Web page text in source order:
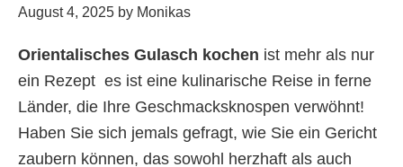
August 4, 2025 by Monikas
Orientalisches Gulasch kochen ist mehr als nur
ein Rezept  es ist eine kulinarische Reise in ferne
Länder, die Ihre Geschmacksknospen verwöhnt!
Haben Sie sich jemals gefragt, wie Sie ein Gericht
zaubern können, das sowohl herzhaft als auch